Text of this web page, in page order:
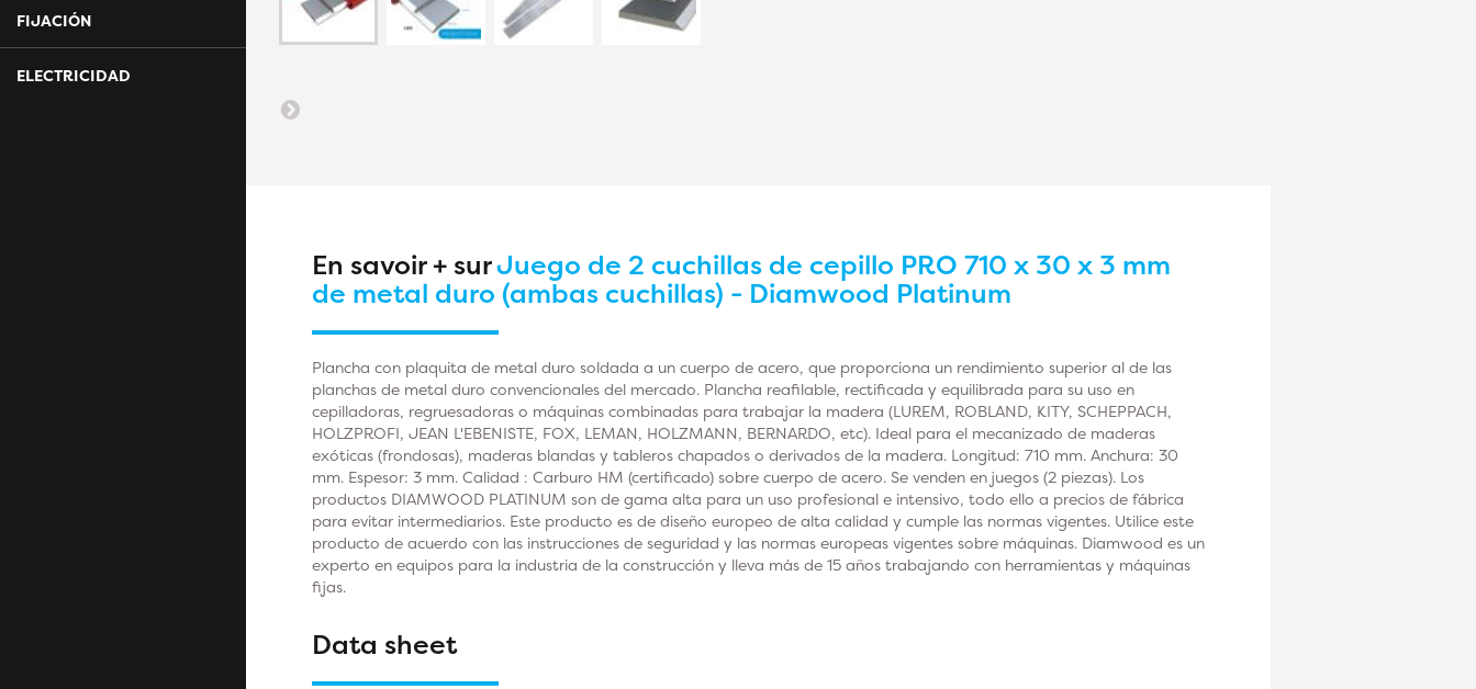
FIJACIÓN
ELECTRICIDAD
En savoir + surJuego de 2 cuchillas de cepillo PRO 710 x 30 x 3 mm
de metal duro (ambas cuchillas) - Diamwood Platinum
Plancha con plaquita de metal duro soldada a un cuerpo de acero, que proporciona un rendimiento superior al de las
planchas de metal duro convencionales del mercado. Plancha reafilable, rectificada y equilibrada para su uso en
cepilladoras, regruesadoras o máquinas combinadas para trabajar la madera (LUREM, ROBLAND, KITY, SCHEPPACH,
HOLZPROFI, JEAN L'EBENISTE, FOX, LEMAN, HOLZMANN, BERNARDO, etc). Ideal para el mecanizado de maderas
exóticas (frondosas), maderas blandas y tableros chapados o derivados de la madera. Longitud: 710 mm. Anchura: 30
mm. Espesor: 3 mm. Calidad : Carburo HM (certificado) sobre cuerpo de acero. Se venden en juegos (2 piezas). Los
productos DIAMWOOD PLATINUM son de gama alta para un uso profesional e intensivo, todo ello a precios de fábrica
para evitar intermediarios. Este producto es de diseño europeo de alta calidad y cumple las normas vigentes. Utilice este
producto de acuerdo con las instrucciones de seguridad y las normas europeas vigentes sobre máquinas. Diamwood es un
experto en equipos para la industria de la construcción y lleva más de 15 años trabajando con herramientas y máquinas
fijas.
Data sheet